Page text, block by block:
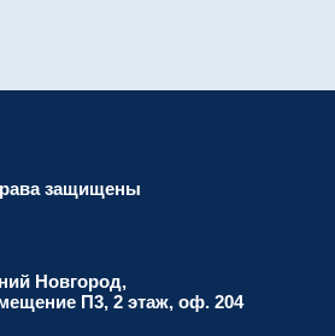
защищены
Новгород,
П3, 2 этаж, оф. 204